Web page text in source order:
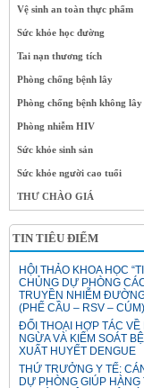
Vệ sinh an toàn thực phẩm
Sức khỏe học đường
Tai nạn thương tích
Phòng chống bệnh lây
Phòng chống bệnh không lây
Phòng nhiễm HIV
Sức khỏe sinh sản
Sức khỏe người cao tuổi
THƯ CHÀO GIÁ
TIN TIÊU ĐIỂM
HỘI THẢO KHOA HỌC
CHỦNG DỰ PHÒNG
TRUYỀN NHIỄM
(PHẾ CẦU – RSV –
ĐỐI THOẠI HỢP TÁC VỀ
NGỪA VÀ KIỂM SOÁT
XUẤT HUYẾT DENGUE
THỨ TRƯỞNG Y TẾ:
DỰ PHÒNG GIÚP HÀNG